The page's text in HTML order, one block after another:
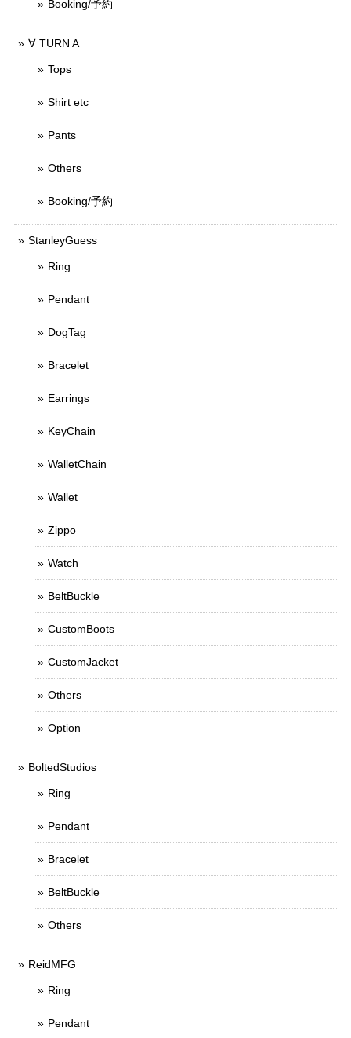
Booking/予約
∀ TURN A
Tops
Shirt etc
Pants
Others
Booking/予約
StanleyGuess
Ring
Pendant
DogTag
Bracelet
Earrings
KeyChain
WalletChain
Wallet
Zippo
Watch
BeltBuckle
CustomBoots
CustomJacket
Others
Option
BoltedStudios
Ring
Pendant
Bracelet
BeltBuckle
Others
ReidMFG
Ring
Pendant